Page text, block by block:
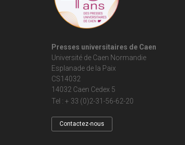
Presses universitaires de Caen
Université de Caen Normandie
Esplanade de la Paix
CS14032
14032 Caen Cedex 5
Tel : + 33 (0)2-31-56-62-20
Contactez-nous